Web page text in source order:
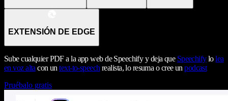
EXTENSIÓN DE EDGE
Sube cualquier PDF a la app web de Speechify y deja que Speechifylolea
en voz alta con untext-to-speech realista, lo resuma o cree unpodcast
Pruébalo gratis